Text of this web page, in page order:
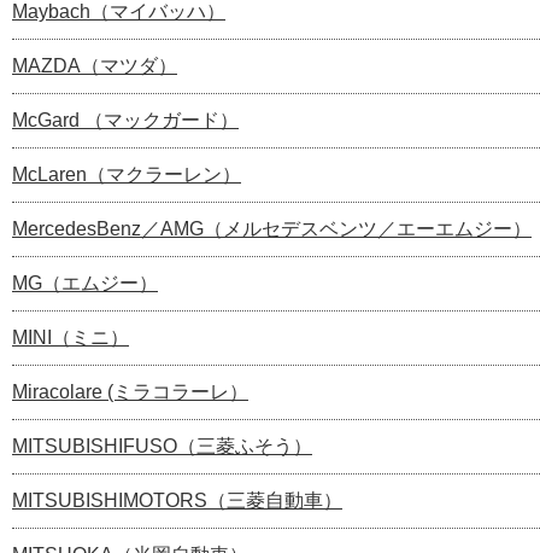
Maybach（マイバッハ）
MAZDA（マツダ）
McGard （マックガード）
McLaren（マクラーレン）
MercedesBenz／AMG（メルセデスベンツ／エーエムジー）
MG（エムジー）
MINI（ミニ）
Miracolare (ミラコラーレ）
MITSUBISHIFUSO（三菱ふそう）
MITSUBISHIMOTORS（三菱自動車）